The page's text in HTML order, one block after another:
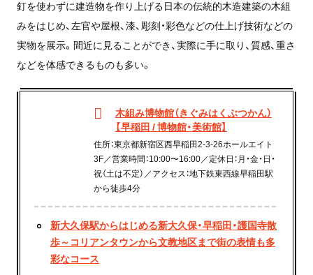
釘を使わずに建造物を作り上げる日本の伝統的木造建築の木組
みをはじめ、左官や屋根、漆、彫刻・彩色などの仕上げ技術などの
実物を展示。間近に見ることができ、実際に手に取り、質感、重さ
などを体感できるものも多い。
木組み博物館（きぐみはくぶつかん）
【早稲田 / 博物館・美術館】
住所：東京都新宿区西早稲田2-3-26ホールエイト
3F／営業時間：10:00〜16:00／定休日：月・金・日・
祝（土は不定）／アクセス：地下鉄東西線早稲田駅
から徒歩4分
新大久保駅からはじめる新大久保・早稲田・護国寺散
歩～コリアンタウンから文教地区まで街の表情も多
彩なコース